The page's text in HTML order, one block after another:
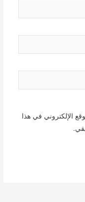
الإلكتروني في هذا